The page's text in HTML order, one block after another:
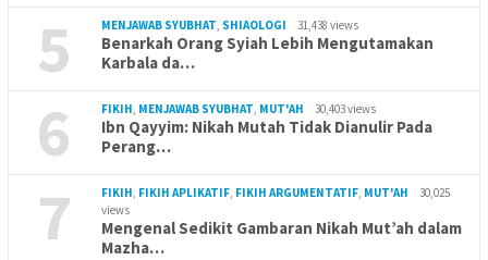
5 MENJAWAB SYUBHAT, SHIAOLOGI 31,438 views
Benarkah Orang Syiah Lebih Mengutamakan
Karbala da…
6 FIKIH, MENJAWAB SYUBHAT, MUT'AH 30,403 views
Ibn Qayyim: Nikah Mutah Tidak Dianulir Pada
Perang…
7 FIKIH, FIKIH APLIKATIF, FIKIH ARGUMENTATIF, MUT'AH
30,025
views
Mengenal Sedikit Gambaran Nikah Mut’ah dalam
Mazha…